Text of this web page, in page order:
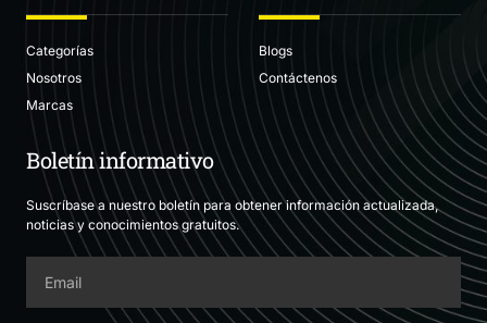
Categorías
Nosotros
Marcas
Blogs
Contáctenos
Boletín informativo
Suscríbase a nuestro boletín para obtener información actualizada,
noticias y conocimientos gratuitos.